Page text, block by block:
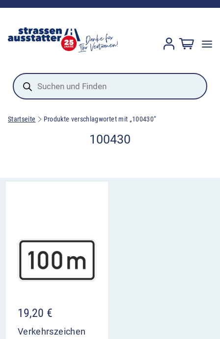
Products
search
Startseite Produkte verschlagwortet mit „100430“
100430
19,20 €
Verkehrszeichen